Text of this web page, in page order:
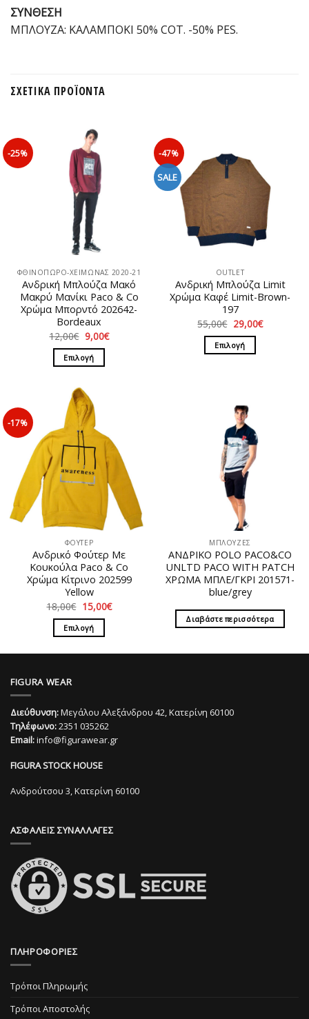
ΣΥΝΘΕΣΗ
ΜΠΛΟΥΖΑ: ΚΑΛΑΜΠΟΚΙ 50% COT. -50% PES.
ΣΧΕΤΙΚΆ ΠΡΟΪΌΝΤΑ
-25%
ΦΘΙΝΟΠΩΡΟ-ΧΕΙΜΩΝΑΣ 2020-21
Ανδρική Μπλούζα Mακό
Μακρύ Μανίκι Paco & Co
Χρώμα Μπορντό 202642-
Βordeaux
12,00€ Original
price
was:
12,00€.
9,00€Η
τρέχουσα
Επιλογή
το
προϊόν
έχει
πολλαπλές
παραλλαγές.
Οι
επιλογές
μπορούν
επιλεγούν
στη
σελίδα
του
προϊόντος
-47%
SALE
OUTLET
Ανδρική Μπλούζα Limit
Χρώμα Καφέ Limit-Brown-
197
55,00€ Original
price
was:
55,00€.
29,00€Η
τρέχουσα
Επιλογή
έχει
πολλαπλές
παραλλαγές.
Οι
επιλογές
μπορούν
επιλεγούν
στη
σελίδα
του
προϊόντος
-17%
ΦΟΥΤΕΡ
Ανδρικό Φούτερ Με
Κουκούλα Paco & Co
Χρώμα Κίτρινο 202599
Yellow
18,00€ Original
price
was:
18,00€.
15,00€Η
τρέχουσα
Επιλογή
το
παραλλαγές.
Οι
επιλογές
μπορούν
επιλεγούν
του
ΜΠΛΟΥΖΕΣ
ΑΝΔΡΙΚΟ POLO PACO&CO
UNLTD PACO WITH PATCH
ΧΡΩΜΑ ΜΠΛΕ/ΓΚΡΙ 201571-
blue/grey
Διαβάστε περισσότερα
FIGURA WEAR
Διεύθυνση:Μεγάλου Αλεξάνδρου 42, Κατερίνη 60100
Τηλέφωνο:2351 035262
Email:info@figurawear.gr
FIGURA STOCK HOUSE
Ανδρούτσου 3, Κατερίνη 60100
ΑΣΦΑΛΕΙΣ ΣΥΝΑΛΛΑΓΕΣ
ΠΛΗΡΟΦΟΡΙΕΣ
Τρόποι Πληρωμής
Τρόποι Αποστολής